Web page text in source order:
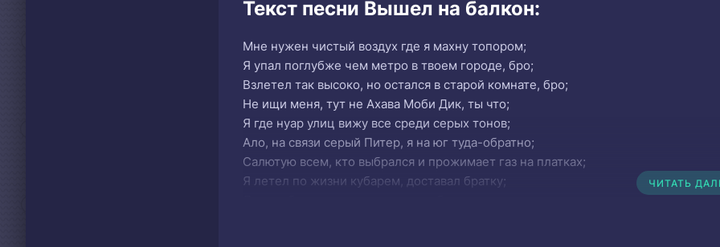
Текст песни Вышел на балкон:
Мне нужен чистый воздух где я махну топором;
Я упал поглубже чем метро в твоем городе, бро;
Взлетел так высоко, но остался в старой комнате, бро;
Не ищи меня, тут не Ахава Моби Дик, ты что;
Я где нуар улиц вижу все среди серых тонов;
Ало, на связи серый Питер, я на юг туда-обратно;
Салютую всем, кто выбрался и прожимает газ на платках;
Я летел по жизни кубарем, доставал братку;
ЧИТАТЬ